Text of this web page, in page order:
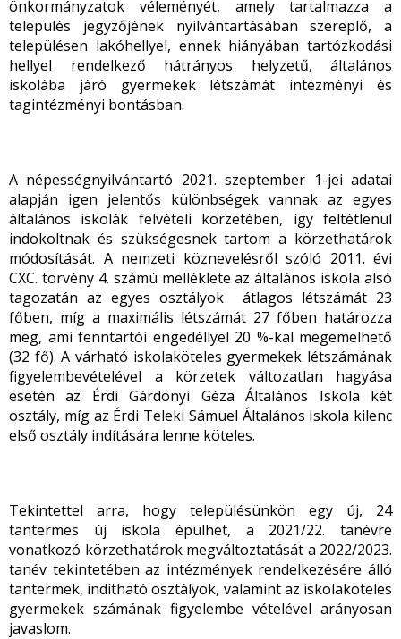
önkormányzatok véleményét, amely tartalmazza a
település jegyzőjének nyilvántartásában szereplő, a
településen lakóhellyel, ennek hiányában tartózkodási
hellyel rendelkező hátrányos helyzetű, általános
iskolába járó gyermekek létszámát intézményi és
tagintézményi bontásban.
A népességnyilvántartó 2021. szeptember 1-jei adatai
alapján igen jelentős különbségek vannak az egyes
általános iskolák felvételi körzetében, így feltétlenül
indokoltnak és szükségesnek tartom a körzethatárok
módosítását. A nemzeti köznevelésről szóló 2011. évi
CXC. törvény 4. számú melléklete az általános iskola alsó
tagozatán az egyes osztályok átlagos létszámát 23
főben, míg a maximális létszámát 27 főben határozza
meg, ami fenntartói engedéllyel 20 %-kal megemelhető
(32 fő). A várható iskolaköteles gyermekek létszámának
figyelembevételével a körzetek változatlan hagyása
esetén az Érdi Gárdonyi Géza Általános Iskola két
osztály, míg az Érdi Teleki Sámuel Általános Iskola kilenc
első osztály indítására lenne köteles.
Tekintettel arra, hogy településünkön egy új, 24
tantermes új iskola épülhet, a 2021/22. tanévre
vonatkozó körzethatárok megváltoztatását a 2022/2023.
tanév tekintetében az intézmények rendelkezésére álló
tantermek, indítható osztályok, valamint az iskolaköteles
gyermekek számának figyelembe vételével arányosan
javaslom.